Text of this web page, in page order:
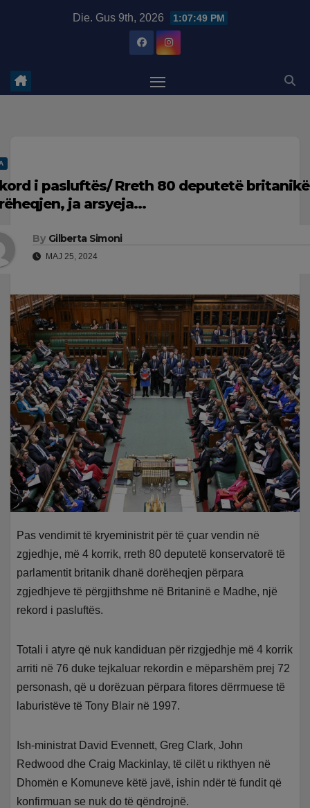
Die. Gus 9th, 2026 1:07:50 PM
i pasluftës/ Rreth 80 deputetë
ja arsyeja…
By Gilberta Simoni
MAJ 25, 2024
Pas vendimit të kryeministrit për të çuar vendin në
zgjedhje, më 4 korrik, rreth 80 deputetë konservatorë të
parlamentit britanik dhanë dorëheqjen përpara
zgjedhjeve të përgjithshme në Britaninë e Madhe, një
rekord i pasluftës.
Totali i atyre që nuk kandiduan për rizgjedhje më 4 korrik
arriti në 76 duke tejkaluar rekordin e mëparshëm prej 72
personash, që u dorëzuan përpara fitores dërrmuese të
laburistëve të Tony Blair në 1997.
Ish-ministrat David Evennett, Greg Clark, John
Redwood dhe Craig Mackinlay, të cilët u rikthyen në
Dhomën e Komuneve këtë javë, ishin ndër të fundit që
konfirmuan se nuk do të qëndrojnë.